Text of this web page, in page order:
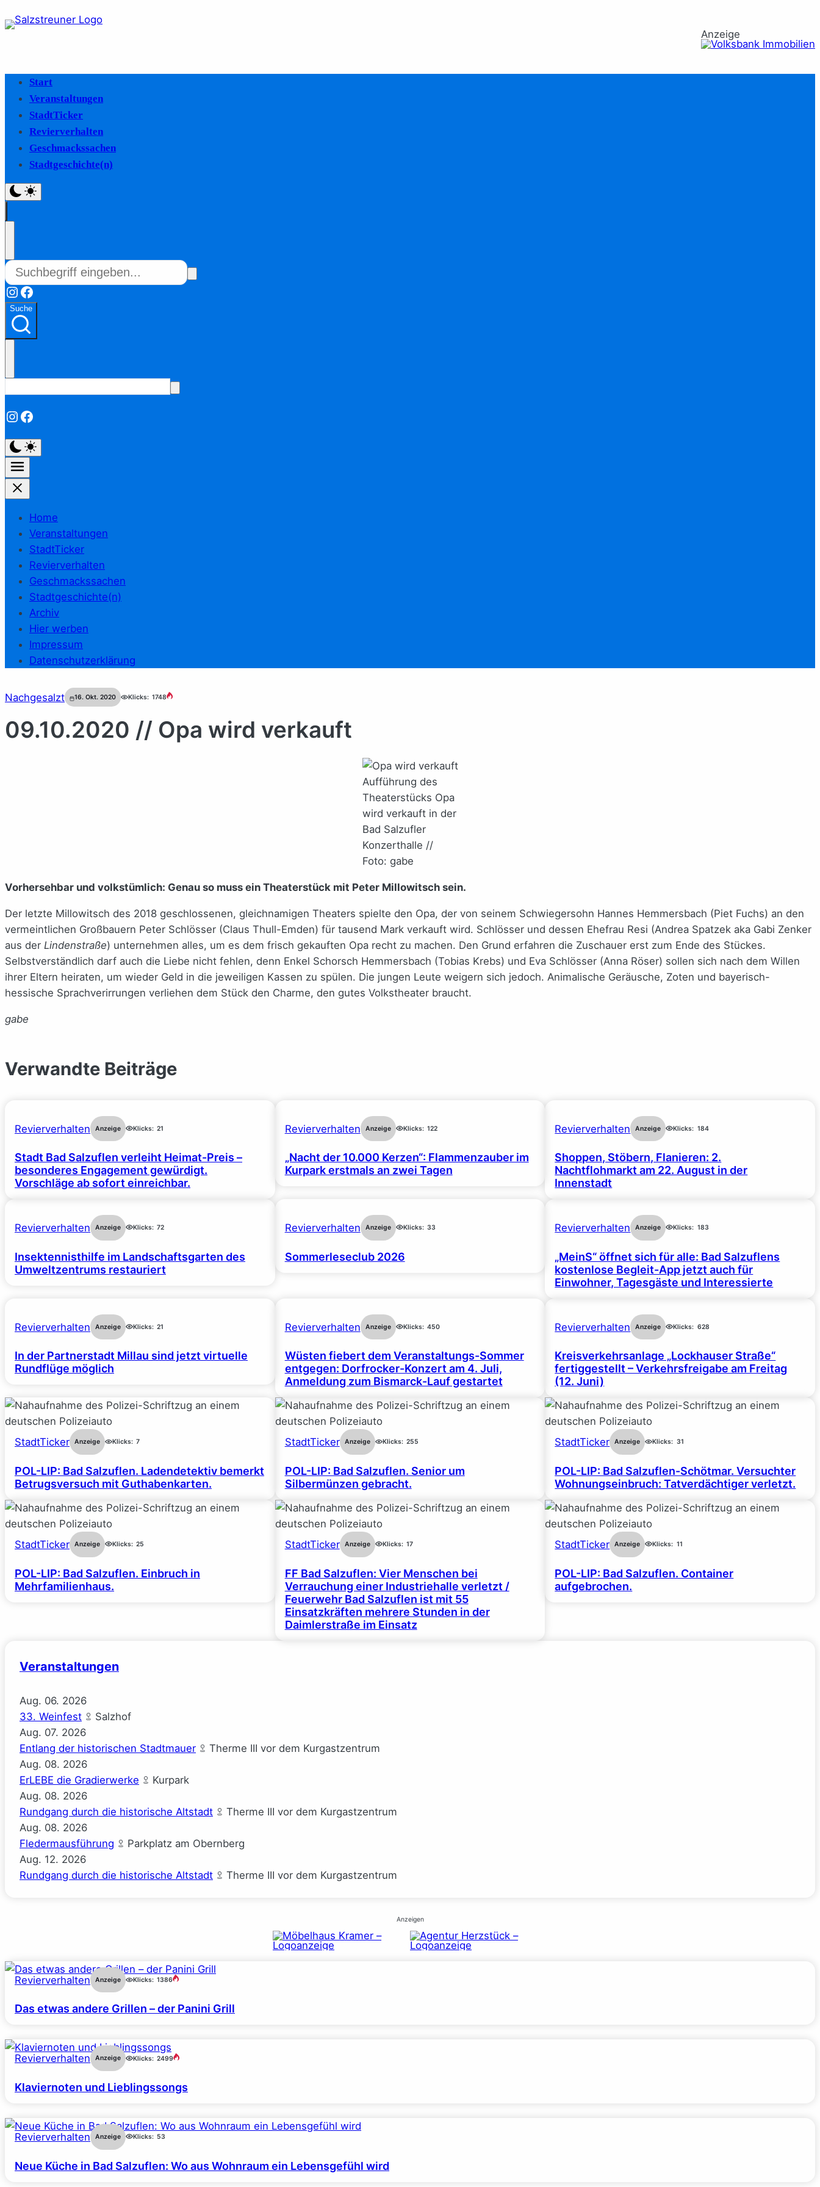
Anzeige
Start
Veranstaltungen
StadtTicker
Revierverhalten
Geschmackssachen
Stadtgeschichte(n)
Instagram
Facebook
Suche
Instagram
Facebook
Home
Veranstaltungen
StadtTicker
Revierverhalten
Geschmackssachen
Stadtgeschichte(n)
Archiv
Hier werben
Impressum
Datenschutzerklärung
Nachgesalzt 16. Okt. 2020 Klicks: 1748
09.10.2020 // Opa wird verkauft
Aufführung des
Theaterstücks Opa
wird verkauft in der
Bad Salzufler
Konzerthalle //
Foto: gabe
Vorhersehbar und volkstümlich: Genau so muss ein Theaterstück mit Peter Millowitsch sein.
Der letzte Millowitsch des 2018 geschlossenen, gleichnamigen Theaters spielte den Opa, der von seinem Schwiegersohn Hannes Hemmersbach (Piet Fuchs) an den
vermeintlichen Großbauern Peter Schlösser (Claus Thull-Emden) für tausend Mark verkauft wird. Schlösser und dessen Ehefrau Resi (Andrea Spatzek aka Gabi Zenker
aus der Lindenstraße) unternehmen alles, um es dem frisch gekauften Opa recht zu machen. Den Grund erfahren die Zuschauer erst zum Ende des Stückes.
Selbstverständlich darf auch die Liebe nicht fehlen, denn Enkel Schorsch Hemmersbach (Tobias Krebs) und Eva Schlösser (Anna Röser) sollen sich nach dem Willen
ihrer Eltern heiraten, um wieder Geld in die jeweiligen Kassen zu spülen. Die jungen Leute weigern sich jedoch. Animalische Geräusche, Zoten und bayerisch-
hessische Sprachverirrungen verliehen dem Stück den Charme, den gutes Volkstheater braucht.
gabe
Verwandte Beiträge
Revierverhalten Anzeige Klicks: 21
Stadt Bad Salzuflen verleiht Heimat-Preis –
besonderes Engagement gewürdigt.
Vorschläge ab sofort einreichbar.
Revierverhalten Anzeige Klicks: 122
„Nacht der 10.000 Kerzen“: Flammenzauber im
Kurpark erstmals an zwei Tagen
Revierverhalten Anzeige Klicks: 184
Shoppen, Stöbern, Flanieren: 2.
Nachtflohmarkt am 22. August in der
Innenstadt
Revierverhalten Anzeige Klicks: 72
Insektennisthilfe im Landschaftsgarten des
Umweltzentrums restauriert
Revierverhalten Anzeige Klicks: 33
Sommerleseclub 2026
Revierverhalten Anzeige Klicks: 183
„MeinS“ öffnet sich für alle: Bad Salzuflens
kostenlose Begleit-App jetzt auch für
Einwohner, Tagesgäste und Interessierte
Revierverhalten Anzeige Klicks: 21
In der Partnerstadt Millau sind jetzt virtuelle
Rundflüge möglich
Revierverhalten Anzeige Klicks: 450
Wüsten fiebert dem Veranstaltungs-Sommer
entgegen: Dorfrocker-Konzert am 4. Juli,
Anmeldung zum Bismarck-Lauf gestartet
Revierverhalten Anzeige Klicks: 628
Kreisverkehrsanlage „Lockhauser Straße“
fertiggestellt – Verkehrsfreigabe am Freitag
(12. Juni)
StadtTicker Anzeige Klicks: 7
POL-LIP: Bad Salzuflen. Ladendetektiv bemerkt
Betrugsversuch mit Guthabenkarten.
StadtTicker Anzeige Klicks: 255
POL-LIP: Bad Salzuflen. Senior um
Silbermünzen gebracht.
StadtTicker Anzeige Klicks: 31
POL-LIP: Bad Salzuflen-Schötmar. Versuchter
Wohnungseinbruch: Tatverdächtiger verletzt.
StadtTicker Anzeige Klicks: 25
POL-LIP: Bad Salzuflen. Einbruch in
Mehrfamilienhaus.
StadtTicker Anzeige Klicks: 17
FF Bad Salzuflen: Vier Menschen bei
Verrauchung einer Industriehalle verletzt /
Feuerwehr Bad Salzuflen ist mit 55
Einsatzkräften mehrere Stunden in der
Daimlerstraße im Einsatz
StadtTicker Anzeige Klicks: 11
POL-LIP: Bad Salzuflen. Container
aufgebrochen.
Veranstaltungen
Aug. 06. 2026
33. Weinfest
Salzhof
Aug. 07. 2026
Entlang der historischen Stadtmauer
Therme III vor dem Kurgastzentrum
Aug. 08. 2026
ErLEBE die Gradierwerke
Kurpark
Aug. 08. 2026
Rundgang durch die historische Altstadt
Therme III vor dem Kurgastzentrum
Aug. 08. 2026
Fledermausführung
Parkplatz am Obernberg
Aug. 12. 2026
Rundgang durch die historische Altstadt
Therme III vor dem Kurgastzentrum
Anzeigen
Revierverhalten Anzeige Klicks: 1386
Das etwas andere Grillen – der Panini Grill
Revierverhalten Anzeige Klicks: 2499
Klaviernoten und Lieblingssongs
Revierverhalten Anzeige Klicks: 53
Neue Küche in Bad Salzuflen: Wo aus Wohnraum ein Lebensgefühl wird